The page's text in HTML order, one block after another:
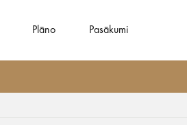
Plāno Pasākumi